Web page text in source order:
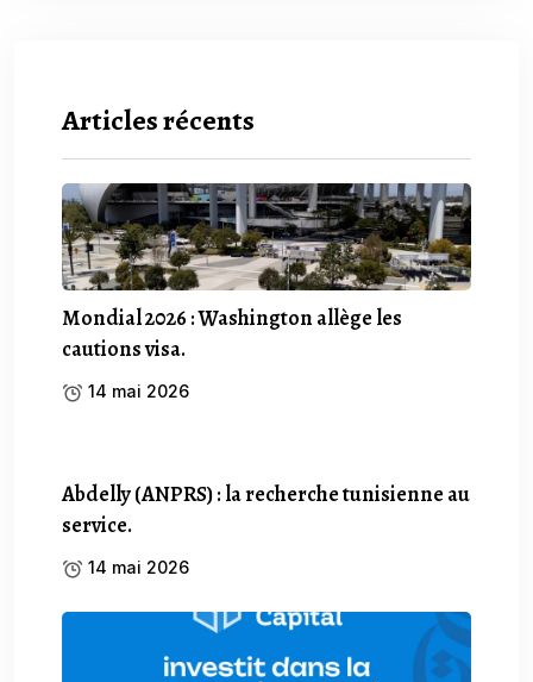
Articles récents
Mondial 2026 : Washington allège les
cautions visa.
14 mai 2026
Abdelly (ANPRS) : la recherche tunisienne au
service.
14 mai 2026